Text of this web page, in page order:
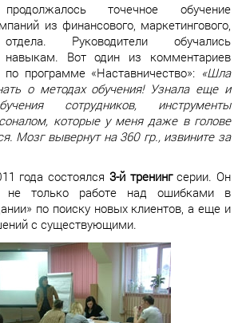
точечное обучение
из финансового, маркетингового,
Руководители обучались
навыкам. Вот один из комментариев
по программе «Наставничество»: «Шла
о методах обучения! Узнала еще и
сотрудников, инструменты
которые у меня даже в голове
Мозг вывернут на 360 гр., извините за
года состоялся 3-й тренингсерии. Он
не только работе над ошибками в
по поиску новых клиентов, а еще и
с существующими.